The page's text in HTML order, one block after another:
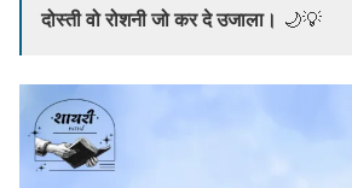
दोस्ती वो रोशनी जो कर दे उजाला। 🌙💡